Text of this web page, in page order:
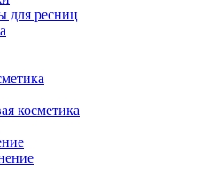
ресниц
косметика